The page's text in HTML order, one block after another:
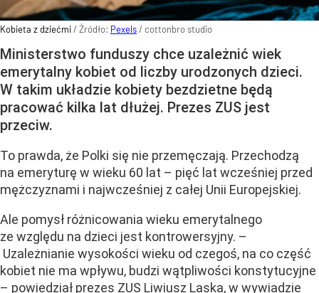
Kobieta z dziećmi/ Źródło: Pexels/ cottonbro studio
Ministerstwo funduszy chce uzależnić wiek
emerytalny kobiet od liczby urodzonych dzieci.
W takim układzie kobiety bezdzietne będą
pracować kilka lat dłużej. Prezes ZUS jest
przeciw.
To prawda, że Polki się nie przemęczają. Przechodzą
na emeryturę w wieku 60 lat – pięć lat wcześniej przed
mężczyznami i najwcześniej z całej Unii Europejskiej.
Ale pomysł różnicowania wieku emerytalnego
ze względu na dzieci jest kontrowersyjny. –
Uzależnianie wysokości wieku od czegoś, na co część
kobiet nie ma wpływu, budzi wątpliwości konstytucyjne
– powiedział prezes ZUS Liwiusz Laska, w wywiadzie